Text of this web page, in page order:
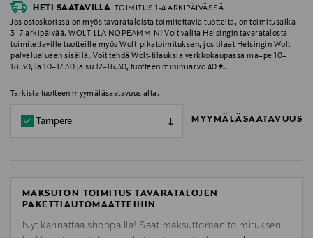
HETI SAATAVILLA
TOIMITUS 1-4 ARKIPÄIVÄSSÄ
Jos ostoskorissa on myös tavarataloista toimitettavia tuotteita, on toimitusaika
3–7 arkipäivää. WOLTILLA NOPEAMMIN! Voit valita Helsingin tavaratalosta
toimitettaville tuotteille myös Wolt-pikatoimituksen, jos tilaat Helsingin Wolt-
palvelualueen sisällä. Voit tehdä Wolt-tilauksia verkkokaupassa ma–pe 10–
18.30, la 10–17.30 ja su 12–16.30, tuotteen minimiarvo 40 €.
Tarkista tuotteen myymäläsaatavuus alta.
Tampere MYYMÄLÄSAATAVUUS
MAKSUTON TOIMITUS TAVARATALOJEN
PAKETTIAUTOMAATTEIHIN
Nyt kannattaa shoppailla! Saat maksuttoman toimituksen